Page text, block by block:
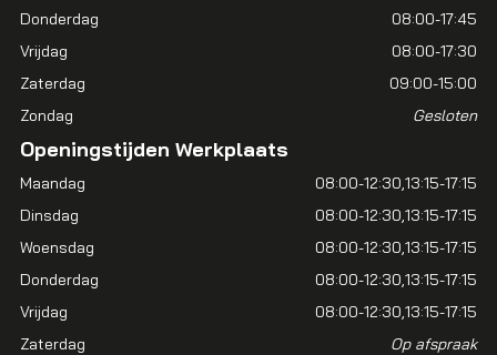
Donderdag
08:00-17:45
Vrijdag
08:00-17:30
Zaterdag
09:00-15:00
Zondag
Gesloten
Openingstijden Werkplaats
Maandag 08:00-12:3013:15-17:15
Dinsdag
08:00-12:3013:15-17:15
Woensdag
08:00-12:3013:15-17:15
Donderdag
08:00-12:3013:15-17:15
Vrijdag
08:00-12:3013:15-17:15
Zaterdag
Op afspraak